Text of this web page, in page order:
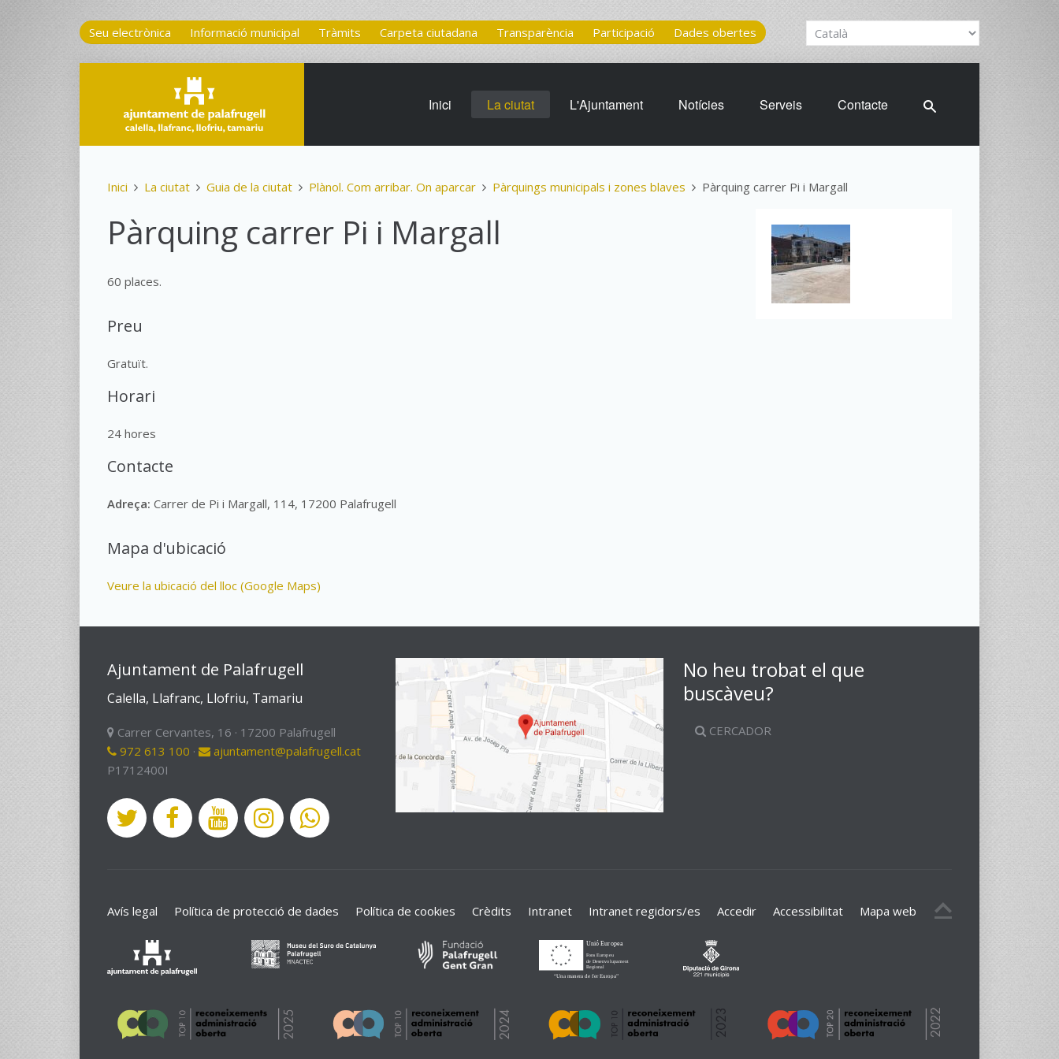
Seu electrònica Informació municipal Tràmits Carpeta ciutadana Transparència Participació Dades obertes
Inici La ciutat L'Ajuntament Notícies Serveis Contacte
Inici La ciutat Guia de la ciutat Plànol. Com arribar. On aparcar Pàrquings municipals i zones blaves Pàrquing carrer Pi i Margall
Pàrquing carrer Pi i Margall
60 places.
Preu
Gratuït.
Horari
24 hores
Contacte
Adreça: Carrer de Pi i Margall, 114, 17200 Palafrugell
Mapa d'ubicació
Veure la ubicació del lloc (Google Maps)
Ajuntament de Palafrugell
Calella, Llafranc, Llofriu, Tamariu
Carrer Cervantes, 16 · 17200 Palafrugell
972 613 100 ·
ajuntament@palafrugell.cat
P1712400I
No heu trobat el que
buscàveu?
CERCADOR
Avís legal Política de protecció de dades Política de cookies Crèdits Intranet Intranet regidors/es Accedir Accessibilitat Mapa web